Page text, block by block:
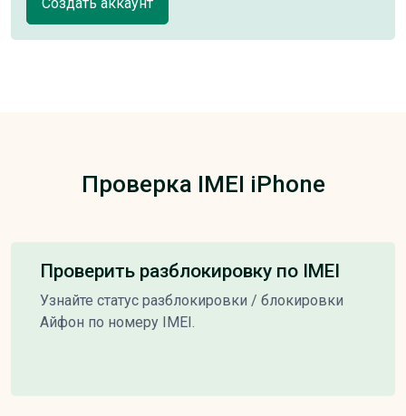
Проверка IMEI iPhone
Проверить разблокировку по IMEI
Узнайте статус разблокировки / блокировки
Айфон по номеру IMEI.